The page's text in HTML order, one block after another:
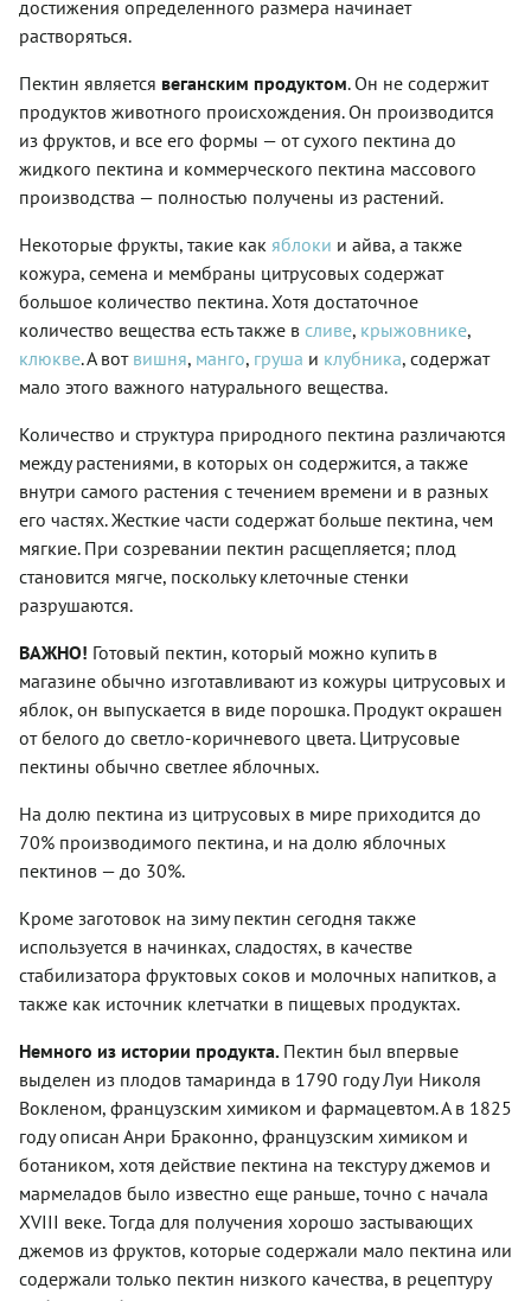
достижения определенного размера начинает
растворяться.
Пектин является веганским продуктом. Он не содержит
продуктов животного происхождения. Он производится
из фруктов, и все его формы — от сухого пектина до
жидкого пектина и коммерческого пектина массового
производства — полностью получены из растений.
Некоторые фрукты, такие как яблоки и айва, а также
кожура, семена и мембраны цитрусовых содержат
большое количество пектина. Хотя достаточное
количество вещества есть также в сливе, крыжовнике,
клюкве. А вот вишня, манго, груша и клубника, содержат
мало этого важного натурального вещества.
Количество и структура природного пектина различаются
между растениями, в которых он содержится, а также
внутри самого растения с течением времени и в разных
его частях. Жесткие части содержат больше пектина, чем
мягкие. При созревании пектин расщепляется; плод
становится мягче, поскольку клеточные стенки
разрушаются.
ВАЖНО! Готовый пектин, который можно купить в
магазине обычно изготавливают из кожуры цитрусовых и
яблок, он выпускается в виде порошка. Продукт окрашен
от белого до светло-коричневого цвета. Цитрусовые
пектины обычно светлее яблочных.
На долю пектина из цитрусовых в мире приходится до
70% производимого пектина, и на долю яблочных
пектинов — до 30%.
Кроме заготовок на зиму пектин сегодня также
используется в начинках, сладостях, в качестве
стабилизатора фруктовых соков и молочных напитков, а
также как источник клетчатки в пищевых продуктах.
Немного из истории продукта. Пектин был впервые
выделен из плодов тамаринда в 1790 году Луи Николя
Вокленом, французским химиком и фармацевтом. А в 1825
году описан Анри Браконно, французским химиком и
ботаником, хотя действие пектина на текстуру джемов и
мармеладов было известно еще раньше, точно с начала
XVIII веке. Тогда для получения хорошо застывающих
джемов из фруктов, которые содержали мало пектина или
содержали только пектин низкого качества, в рецептуру